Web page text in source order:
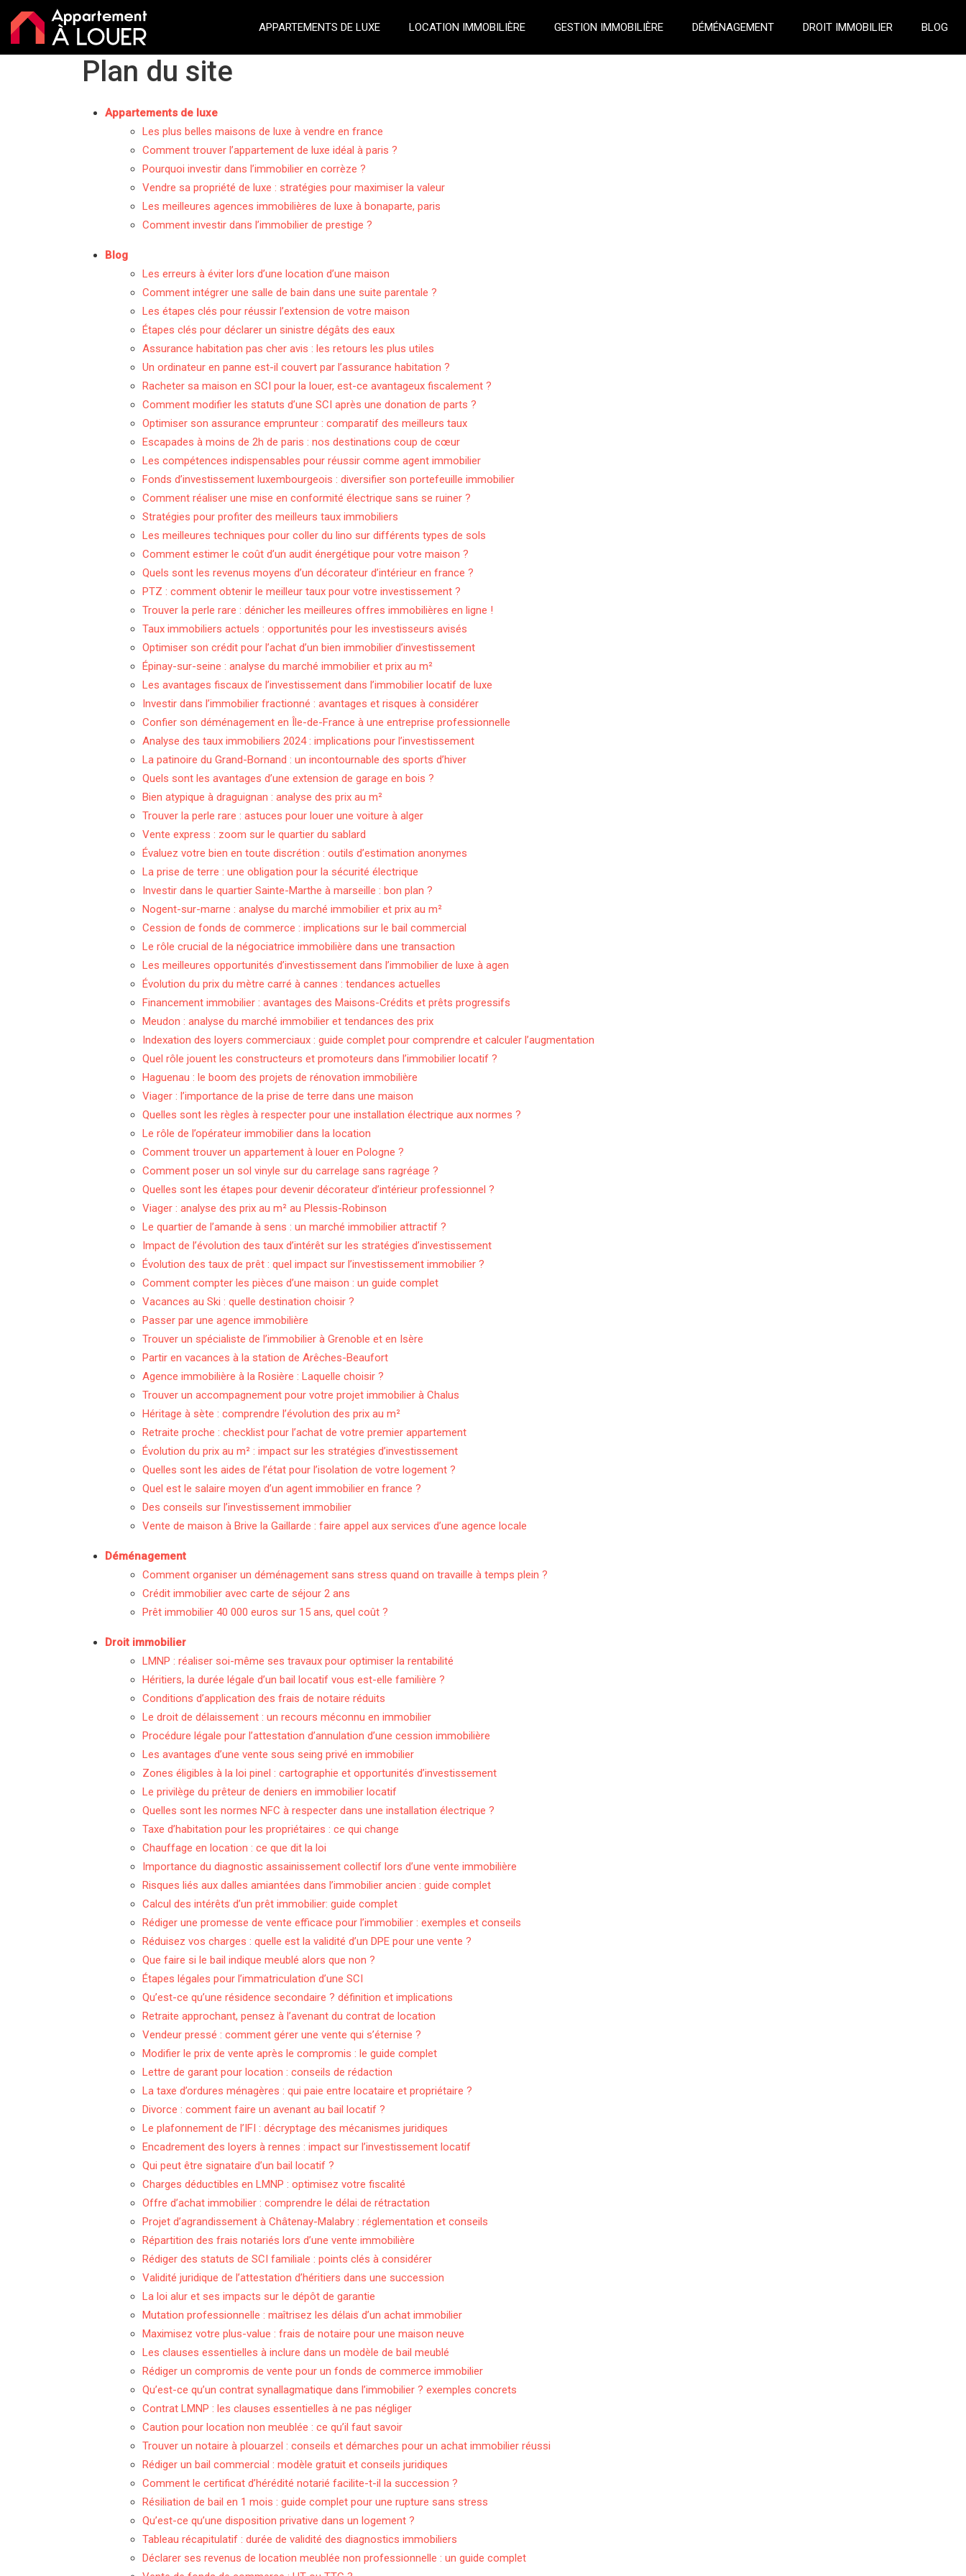
APPARTEMENTS DE LUXE LOCATION IMMOBILIÈRE GESTION IMMOBILIÈRE DÉMÉNAGEMENT DROIT IMMOBILIER BLOG
Plan du site
Appartements de luxe
Les plus belles maisons de luxe à vendre en france
Comment trouver l’appartement de luxe idéal à paris ?
Pourquoi investir dans l’immobilier en corrèze ?
Vendre sa propriété de luxe : stratégies pour maximiser la valeur
Les meilleures agences immobilières de luxe à bonaparte, paris
Comment investir dans l’immobilier de prestige ?
Blog
Les erreurs à éviter lors d’une location d’une maison
Comment intégrer une salle de bain dans une suite parentale ?
Les étapes clés pour réussir l’extension de votre maison
Étapes clés pour déclarer un sinistre dégâts des eaux
Assurance habitation pas cher avis : les retours les plus utiles
Un ordinateur en panne est-il couvert par l’assurance habitation ?
Racheter sa maison en SCI pour la louer, est-ce avantageux fiscalement ?
Comment modifier les statuts d’une SCI après une donation de parts ?
Optimiser son assurance emprunteur : comparatif des meilleurs taux
Escapades à moins de 2h de paris : nos destinations coup de cœur
Les compétences indispensables pour réussir comme agent immobilier
Fonds d’investissement luxembourgeois : diversifier son portefeuille immobilier
Comment réaliser une mise en conformité électrique sans se ruiner ?
Stratégies pour profiter des meilleurs taux immobiliers
Les meilleures techniques pour coller du lino sur différents types de sols
Comment estimer le coût d’un audit énergétique pour votre maison ?
Quels sont les revenus moyens d’un décorateur d’intérieur en france ?
PTZ : comment obtenir le meilleur taux pour votre investissement ?
Trouver la perle rare : dénicher les meilleures offres immobilières en ligne !
Taux immobiliers actuels : opportunités pour les investisseurs avisés
Optimiser son crédit pour l’achat d’un bien immobilier d’investissement
Épinay-sur-seine : analyse du marché immobilier et prix au m²
Les avantages fiscaux de l’investissement dans l’immobilier locatif de luxe
Investir dans l’immobilier fractionné : avantages et risques à considérer
Confier son déménagement en Île-de-France à une entreprise professionnelle
Analyse des taux immobiliers 2024 : implications pour l’investissement
La patinoire du Grand-Bornand : un incontournable des sports d’hiver
Quels sont les avantages d’une extension de garage en bois ?
Bien atypique à draguignan : analyse des prix au m²
Trouver la perle rare : astuces pour louer une voiture à alger
Vente express : zoom sur le quartier du sablard
Évaluez votre bien en toute discrétion : outils d’estimation anonymes
La prise de terre : une obligation pour la sécurité électrique
Investir dans le quartier Sainte-Marthe à marseille : bon plan ?
Nogent-sur-marne : analyse du marché immobilier et prix au m²
Cession de fonds de commerce : implications sur le bail commercial
Le rôle crucial de la négociatrice immobilière dans une transaction
Les meilleures opportunités d’investissement dans l’immobilier de luxe à agen
Évolution du prix du mètre carré à cannes : tendances actuelles
Financement immobilier : avantages des Maisons-Crédits et prêts progressifs
Meudon : analyse du marché immobilier et tendances des prix
Indexation des loyers commerciaux : guide complet pour comprendre et calculer l’augmentation
Quel rôle jouent les constructeurs et promoteurs dans l’immobilier locatif ?
Haguenau : le boom des projets de rénovation immobilière
Viager : l’importance de la prise de terre dans une maison
Quelles sont les règles à respecter pour une installation électrique aux normes ?
Le rôle de l’opérateur immobilier dans la location
Comment trouver un appartement à louer en Pologne ?
Comment poser un sol vinyle sur du carrelage sans ragréage ?
Quelles sont les étapes pour devenir décorateur d’intérieur professionnel ?
Viager : analyse des prix au m² au Plessis-Robinson
Le quartier de l’amande à sens : un marché immobilier attractif ?
Impact de l’évolution des taux d’intérêt sur les stratégies d’investissement
Évolution des taux de prêt : quel impact sur l’investissement immobilier ?
Comment compter les pièces d’une maison : un guide complet
Vacances au Ski : quelle destination choisir ?
Passer par une agence immobilière
Trouver un spécialiste de l’immobilier à Grenoble et en Isère
Partir en vacances à la station de Arêches-Beaufort
Agence immobilière à la Rosière : Laquelle choisir ?
Trouver un accompagnement pour votre projet immobilier à Chalus
Héritage à sète : comprendre l’évolution des prix au m²
Retraite proche : checklist pour l’achat de votre premier appartement
Évolution du prix au m² : impact sur les stratégies d’investissement
Quelles sont les aides de l’état pour l’isolation de votre logement ?
Quel est le salaire moyen d’un agent immobilier en france ?
Des conseils sur l’investissement immobilier
Vente de maison à Brive la Gaillarde : faire appel aux services d’une agence locale
Déménagement
Comment organiser un déménagement sans stress quand on travaille à temps plein ?
Crédit immobilier avec carte de séjour 2 ans
Prêt immobilier 40 000 euros sur 15 ans, quel coût ?
Droit immobilier
LMNP : réaliser soi-même ses travaux pour optimiser la rentabilité
Héritiers, la durée légale d’un bail locatif vous est-elle familière ?
Conditions d’application des frais de notaire réduits
Le droit de délaissement : un recours méconnu en immobilier
Procédure légale pour l’attestation d’annulation d’une cession immobilière
Les avantages d’une vente sous seing privé en immobilier
Zones éligibles à la loi pinel : cartographie et opportunités d’investissement
Le privilège du prêteur de deniers en immobilier locatif
Quelles sont les normes NFC à respecter dans une installation électrique ?
Taxe d’habitation pour les propriétaires : ce qui change
Chauffage en location : ce que dit la loi
Importance du diagnostic assainissement collectif lors d’une vente immobilière
Risques liés aux dalles amiantées dans l’immobilier ancien : guide complet
Calcul des intérêts d’un prêt immobilier: guide complet
Rédiger une promesse de vente efficace pour l’immobilier : exemples et conseils
Réduisez vos charges : quelle est la validité d’un DPE pour une vente ?
Que faire si le bail indique meublé alors que non ?
Étapes légales pour l’immatriculation d’une SCI
Qu’est-ce qu’une résidence secondaire ? définition et implications
Retraite approchant, pensez à l’avenant du contrat de location
Vendeur pressé : comment gérer une vente qui s’éternise ?
Modifier le prix de vente après le compromis : le guide complet
Lettre de garant pour location : conseils de rédaction
La taxe d’ordures ménagères : qui paie entre locataire et propriétaire ?
Divorce : comment faire un avenant au bail locatif ?
Le plafonnement de l’IFI : décryptage des mécanismes juridiques
Encadrement des loyers à rennes : impact sur l’investissement locatif
Qui peut être signataire d’un bail locatif ?
Charges déductibles en LMNP : optimisez votre fiscalité
Offre d’achat immobilier : comprendre le délai de rétractation
Projet d’agrandissement à Châtenay-Malabry : réglementation et conseils
Répartition des frais notariés lors d’une vente immobilière
Rédiger des statuts de SCI familiale : points clés à considérer
Validité juridique de l’attestation d’héritiers dans une succession
La loi alur et ses impacts sur le dépôt de garantie
Mutation professionnelle : maîtrisez les délais d’un achat immobilier
Maximisez votre plus-value : frais de notaire pour une maison neuve
Les clauses essentielles à inclure dans un modèle de bail meublé
Rédiger un compromis de vente pour un fonds de commerce immobilier
Qu’est-ce qu’un contrat synallagmatique dans l’immobilier ? exemples concrets
Contrat LMNP : les clauses essentielles à ne pas négliger
Caution pour location non meublée : ce qu’il faut savoir
Trouver un notaire à plouarzel : conseils et démarches pour un achat immobilier réussi
Rédiger un bail commercial : modèle gratuit et conseils juridiques
Comment le certificat d’hérédité notarié facilite-t-il la succession ?
Résiliation de bail en 1 mois : guide complet pour une rupture sans stress
Qu’est-ce qu’une disposition privative dans un logement ?
Tableau récapitulatif : durée de validité des diagnostics immobiliers
Déclarer ses revenus de location meublée non professionnelle : un guide complet